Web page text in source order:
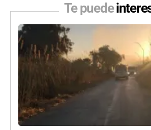
Te puede